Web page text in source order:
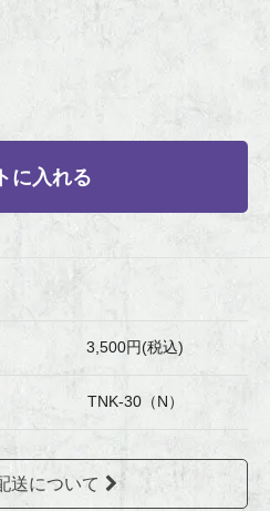
に入れる
3,500円(税込)
TNK-30（N）
送について